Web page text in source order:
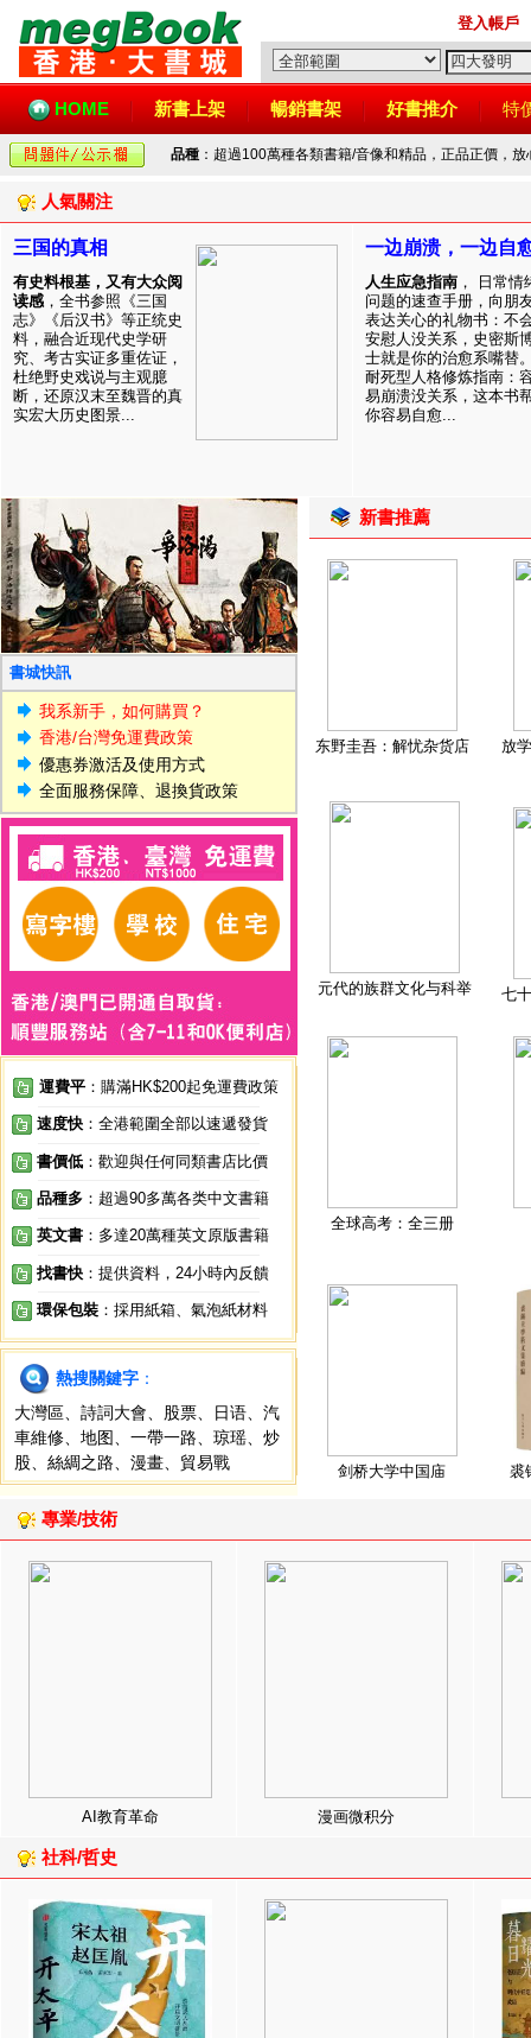
登入帳戶
HOME 新書上架 暢銷書架 好書推介 特
品種 ：超過100萬種各類書籍/音像和精品，正品正價，
人氣關注
三国的真相
有史料根基，又有大众阅
读感 ，全书参照《三国
志》《后汉书》等正统史
料，融合近现代史学研
究、考古实证多重佐证，
杜绝野史戏说与主观臆
断，还原汉末至魏晋的真
实宏大历史图景...
一边崩溃，一边自
人生应急指南 ， 日常情
问题的速查手册，向朋
表达关心的礼物书：不
安慰人没关系，史密斯
士就是你的治愈系嘴替
耐死型人格修炼指南：
易崩溃没关系，这本书
你容易自愈...
書城快訊
我系新手，如何購買？
香港/台灣免運費政策
優惠券激活及使用方式
全面服務保障、退換貨政策
運費平 ：購滿HK$200起免運費政策
速度快 ：全港範圍全部以速遞發貨
書價低 ：歡迎與任何同類書店比價
品種多 ：超過90多萬各类中文書籍
英文書 ：多達20萬種英文原版書籍
找書快 ：提供資料，24小時內反饋
環保包裝 ：採用紙箱、氣泡紙材料
熱搜關鍵字 ：
大灣區
詩詞大會 股票 日语
汽
車維修
地图 一帶一路 琼瑶
炒
股
絲綢之路 漫畫 貿易戰
新書推薦
东野圭吾：解忧杂货店 放
元代的族群文化与科举 七
全球高考：全三册
剑桥大学中国庙 裘
專業/技術
AI教育革命 漫画微积分
社科/哲史